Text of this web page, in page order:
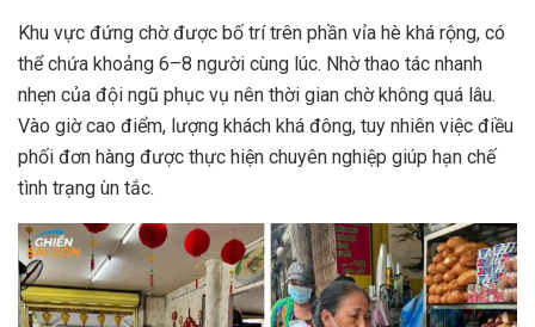
Khu vực đứng chờ được bố trí trên phần vỉa hè khá rộng, có
thể chứa khoảng 6–8 người cùng lúc. Nhờ thao tác nhanh
nhẹn của đội ngũ phục vụ nên thời gian chờ không quá lâu.
Vào giờ cao điểm, lượng khách khá đông, tuy nhiên việc điều
phối đơn hàng được thực hiện chuyên nghiệp giúp hạn chế
tình trạng ùn tắc.